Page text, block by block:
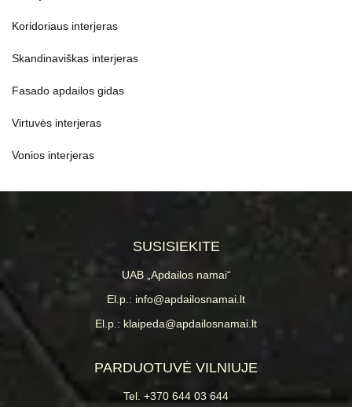
Koridoriaus interjeras
Skandinaviškas interjeras
Fasado apdailos gidas
Virtuvės interjeras
Vonios interjeras
SUSISIEKITE
UAB „Apdailos namai“
El.p.: info@apdailosnamai.lt
El.p.: klaipeda@apdailosnamai.lt
PARDUOTUVĖ VILNIUJE
Tel. +370 644 03 644